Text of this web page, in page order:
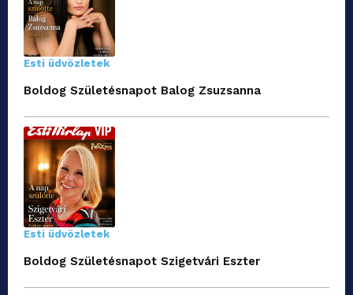
Esti üdvözletek
Boldog Születésnapot Balog Zsuzsanna
Esti üdvözletek
Boldog Születésnapot Szigetvári Eszter